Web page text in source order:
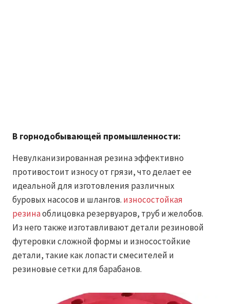
В горнодобывающей промышленности:
Невулканизированная резина эффективно
противостоит износу от грязи, что делает ее
идеальной для изготовления различных
буровых насосов и шлангов. износостойкая
резинаоблицовка резервуаров, труб и желобов.
Из него также изготавливают детали резиновой
футеровки сложной формы и износостойкие
детали, такие как лопасти смесителей и
резиновые сетки для барабанов.